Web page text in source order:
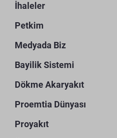
İhaleler
Petkim
Medyada Biz
Bayilik Sistemi
Dökme Akaryakıt
Proemtia Dünyası
Proyakıt